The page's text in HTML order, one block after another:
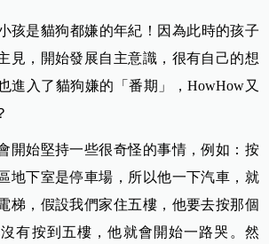
孩是貓狗都嫌的年紀！因為此時的孩子
見，開始發展自主意識，很有自己的想
進入了貓狗嫌的「番期」，HowHow又
開始堅持一些很奇怪的事情，例如：按
地下室是停車場，所以他一下汽車，就
梯，假設我們家住五樓，他要去按那個
有按到五樓，他就會開始一路哭。然